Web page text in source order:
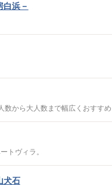
浜－
数から大人数まで幅広くおすすめ
トヴィラ。
石